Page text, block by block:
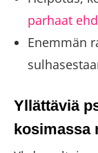
parhaat
Enemmän
Yllättäviä
kosimassa